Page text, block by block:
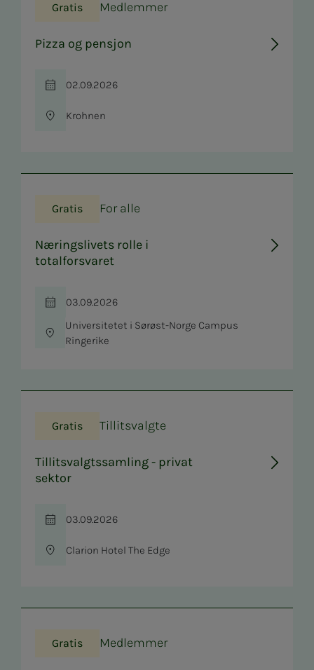
Gratis Medlemmer
Pizza og pensjon
Tid
02.09.2026
Sted
Krohnen
Gratis For alle
Næringslivets rolle i
totalforsvaret
Tid
03.09.2026
Sted
Universitetet i Sørøst-Norge Campus
Ringerike
Gratis Tillitsvalgte
Tillitsvalgtssamling - privat
sektor
Tid
03.09.2026
Sted
Clarion Hotel The Edge
Gratis Medlemmer